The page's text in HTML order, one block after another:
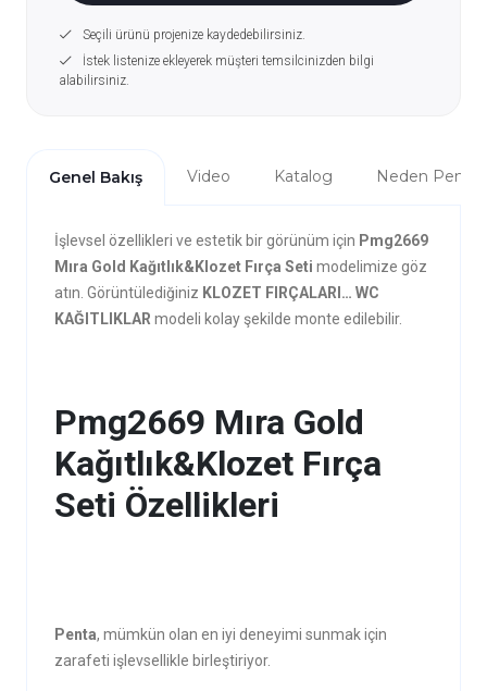
Seçili ürünü projenize kaydedebilirsiniz.
İstek listenize ekleyerek müşteri temsilcinizden bilgi
alabilirsiniz.
Genel Bakış Video Katalog Neden Penta?
İşlevsel özellikleri ve estetik bir görünüm için Pmg2669
Mıra Gold Kağıtlık&Klozet Fırça Seti modelimize göz
atın. Görüntülediğiniz KLOZET FIRÇALARI… WC
KAĞITLIKLAR modeli kolay şekilde monte edilebilir.
Pmg2669 Mıra Gold
Kağıtlık&Klozet Fırça
Seti Özellikleri
Penta, mümkün olan en iyi deneyimi sunmak için
zarafeti işlevsellikle birleştiriyor.